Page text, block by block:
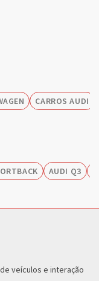
CARROS AUDI
AUDI Q3
veículos e interação